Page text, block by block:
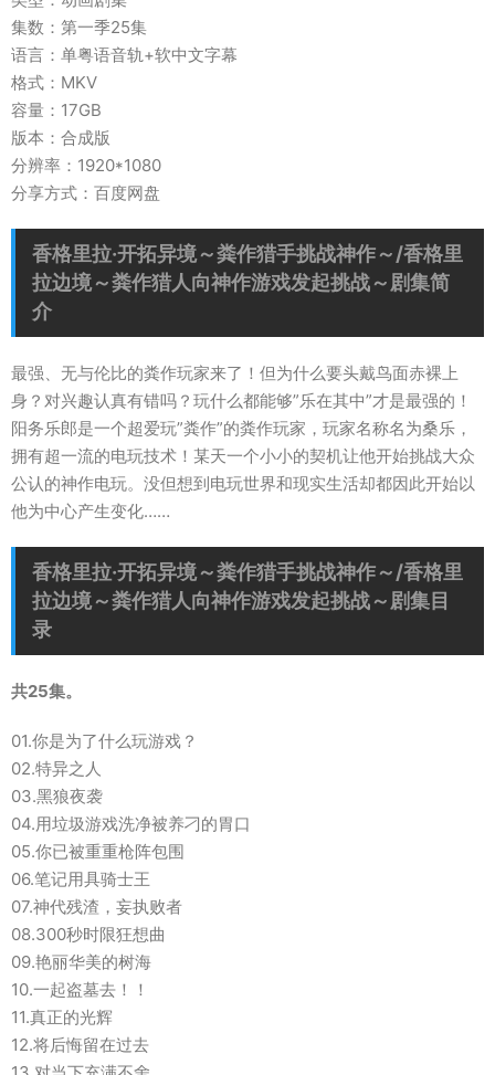
集数：第一季25集
语言：单粤语音轨+软中文字幕
格式：MKV
容量：17GB
版本：合成版
分辨率：1920*1080
分享方式：百度网盘
香格里拉·开拓异境～粪作猎手挑战神作～/香格里
拉边境～粪作猎人向神作游戏发起挑战～剧集简
介
最强、无与伦比的粪作玩家来了！但为什么要头戴鸟面赤裸上
身？对兴趣认真有错吗？玩什么都能够”乐在其中”才是最强的！
阳务乐郎是一个超爱玩”粪作”的粪作玩家，玩家名称名为桑乐，
拥有超一流的电玩技术！某天一个小小的契机让他开始挑战大众
公认的神作电玩。没但想到电玩世界和现实生活却都因此开始以
他为中心产生变化……
香格里拉·开拓异境～粪作猎手挑战神作～/香格里
拉边境～粪作猎人向神作游戏发起挑战～剧集目
录
共25集。
01.你是为了什么玩游戏？
02.特异之人
03.黑狼夜袭
04.用垃圾游戏洗净被养刁的胃口
05.你已被重重枪阵包围
06.笔记用具骑士王
07.神代残渣，妄执败者
08.300秒时限狂想曲
09.艳丽华美的树海
10.一起盗墓去！！
11.真正的光辉
12.将后悔留在过去